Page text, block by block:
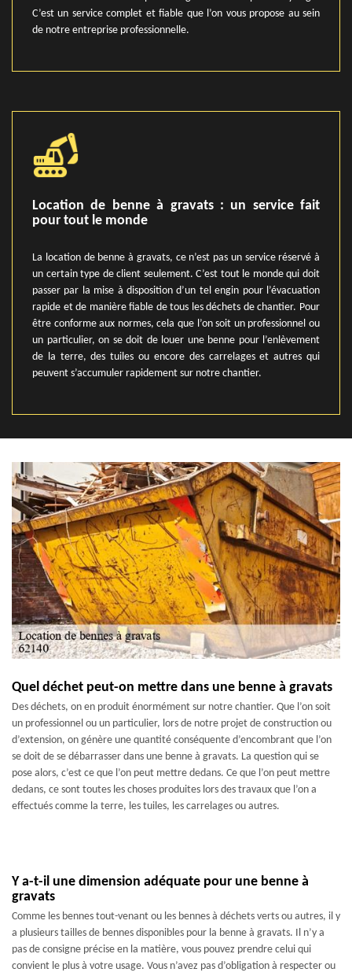
C’est un service complet et fiable que l’on vous propose au sein
de notre entreprise professionnelle.
Location de benne à gravats : un service fait
pour tout le monde
La location de benne à gravats, ce n’est pas un service réservé à
un certain type de client seulement. C’est tout le monde qui doit
passer par la mise à disposition d’un tel engin pour l’évacuation
rapide et de manière fiable de tous les déchets de chantier. Pour
être conforme aux normes, cela que l’on soit un professionnel ou
un particulier, on se doit de louer une benne pour l’enlèvement
de la terre, des tuiles ou encore des carrelages et autres qui
peuvent s’accumuler rapidement sur notre chantier.
Quel déchet peut-on mettre dans une benne à gravats
Des déchets, on en produit énormément sur notre chantier. Que l’on soit
un professionnel ou un particulier, lors de notre projet de construction ou
d’extension, on génère une quantité conséquente d’encombrant que l’on
se doit de se débarrasser dans une benne à gravats. La question qui se
pose alors, c’est ce que l’on peut mettre dedans. Ce que l’on peut mettre
dedans, ce sont toutes les choses produites lors des travaux que l’on a
effectués comme la terre, les tuiles, les carrelages ou autres.
Y a-t-il une dimension adéquate pour une benne à
gravats
Comme les bennes tout-venant ou les bennes à déchets verts ou autres, il y
a plusieurs tailles de bennes disponibles pour la benne à gravats. Il n’y a
pas de consigne précise en la matière, vous pouvez prendre celui qui
convient le plus à votre usage. Vous n’avez pas d’obligation à respecter ou